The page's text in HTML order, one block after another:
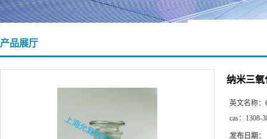
产品展厅
纳米三氧
英文名称：
cas： 1308-
发布日期：